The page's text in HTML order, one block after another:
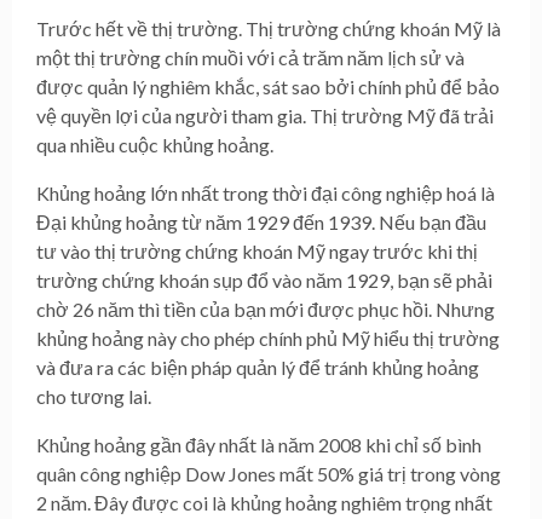
Trước hết về thị trường. Thị trường chứng khoán Mỹ là
một thị trường chín muồi với cả trăm năm lịch sử và
được quản lý nghiêm khắc, sát sao bởi chính phủ để bảo
vệ quyền lợi của người tham gia. Thị trường Mỹ đã trải
qua nhiều cuộc khủng hoảng.
Khủng hoảng lớn nhất trong thời đại công nghiệp hoá là
Đại khủng hoảng từ năm 1929 đến 1939. Nếu bạn đầu
tư vào thị trường chứng khoán Mỹ ngay trước khi thị
trường chứng khoán sụp đổ vào năm 1929, bạn sẽ phải
chờ 26 năm thì tiền của bạn mới được phục hồi. Nhưng
khủng hoảng này cho phép chính phủ Mỹ hiểu thị trường
và đưa ra các biện pháp quản lý để tránh khủng hoảng
cho tương lai.
Khủng hoảng gần đây nhất là năm 2008 khi chỉ số bình
quân công nghiệp Dow Jones mất 50% giá trị trong vòng
2 năm. Đây được coi là khủng hoảng nghiêm trọng nhất